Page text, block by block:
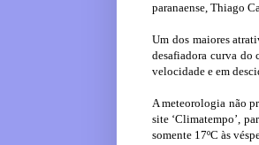
paranaense, Thiago
Um dos maiores
desafiadora curva do
velocidade e em
A meteorologia não
site ‘Climatempo’,
somente 17ºC às